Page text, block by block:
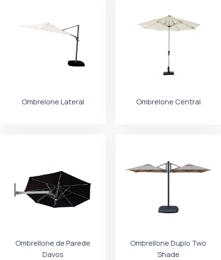
Ombrelone Lateral Ombrelone Central
Ombrellone de Parede
Davos
Ombrellone Duplo Two
Shade